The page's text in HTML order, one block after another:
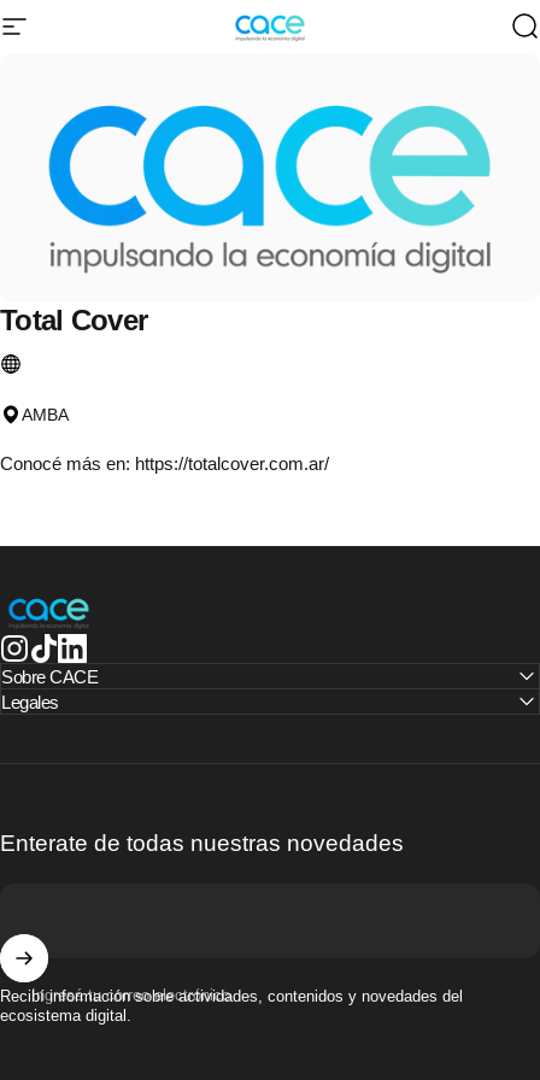
Navegación
CACE | Cámara Argentina de
Total Cover
AMBA
Conocé más en: https://totalcover.com.ar/
CACE | Cámara Argentina de Comercio Electrónico
Instagram
TikTokLinkedIn
Sobre CACE
Legales
Enterate de todas nuestras novedades
Ingresá tu correo electrónico
Recibí información sobre actividades, contenidos y novedades del
ecosistema digital.